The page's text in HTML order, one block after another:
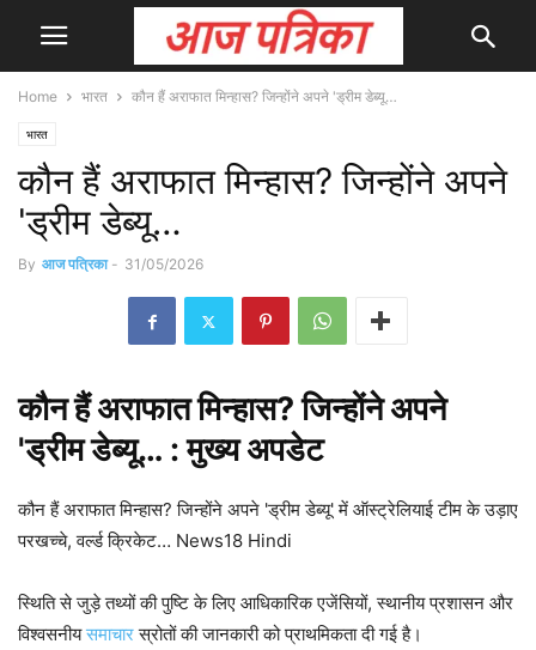
Home भारत कौन हैं अराफात मिन्हास? जिन्होंने अपने 'ड्रीम डेब्यू…
भारत
कौन हैं अराफात मिन्हास? जिन्होंने अपने
'ड्रीम डेब्यू…
By आज पत्रिका - 31/05/2026
कौनहैं अराफात मिन्हास? जिन्होंने अपने
'ड्रीम डेब्यू… : मुख्यअपडेट
कौन हैं अराफात मिन्हास? जिन्होंने अपने 'ड्रीम डेब्यू' में ऑस्ट्रेलियाई टीम के उड़ाए
परखच्चे, वर्ल्ड क्रिकेट… News18 Hindi
स्थिति से जुड़े तथ्यों की पुष्टि के लिए आधिकारिक एजेंसियों, स्थानीय प्रशासन और
विश्वसनीयसमाचारस्रोतों की जानकारी को प्राथमिकता दी गई है।